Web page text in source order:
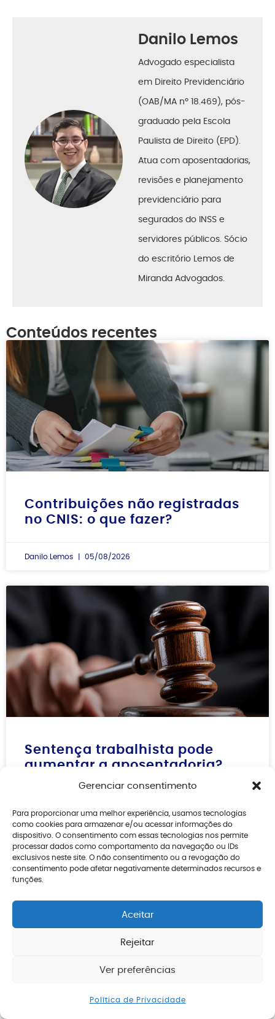
Gerenciar consentimento
Para proporcionar uma melhor experiência, usamos tecnologias
como cookies para armazenar e/ou acessar informações do
dispositivo. O consentimento com essas tecnologias nos permite
processar dados como comportamento da navegação ou IDs
exclusivos neste site. O não consentimento ou a revogação do
consentimento pode afetar negativamente determinados recursos e
funções.
Aceitar
Rejeitar
Ver preferências
Política de Privacidade
Danilo Lemos
Advogado especialista
em Direito Previdenciário
(OAB/MA nº 18.469), pós-
graduado pela Escola
Paulista de Direito (EPD).
Atua com aposentadorias,
revisões e planejamento
previdenciário para
segurados do INSS e
servidores públicos. Sócio
do escritório Lemos de
Miranda Advogados.
Conteúdos recentes
Contribuições não registradas
no CNIS: o que fazer?
Danilo Lemos 05/08/2026
Sentença trabalhista pode
aumentar a aposentadoria?
Posso pagar o INSS por conta